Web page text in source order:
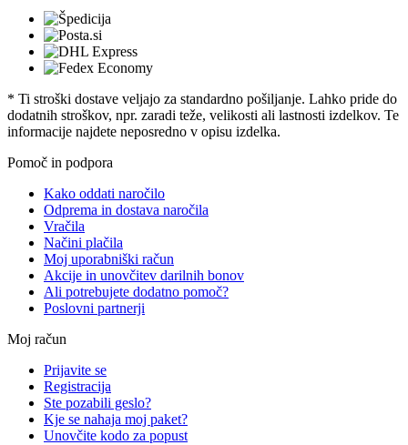
* Ti stroški dostave veljajo za standardno pošiljanje. Lahko pride do
dodatnih stroškov, npr. zaradi teže, velikosti ali lastnosti izdelkov. Te
informacije najdete neposredno v opisu izdelka.
Pomoč in podpora
Kako oddati naročilo
Odprema in dostava naročila
Vračila
Načini plačila
Moj uporabniški račun
Akcije in unovčitev darilnih bonov
Ali potrebujete dodatno pomoč?
Poslovni partnerji
Moj račun
Prijavite se
Registracija
Ste pozabili geslo?
Kje se nahaja moj paket?
Unovčite kodo za popust